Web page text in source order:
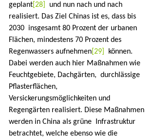
geplant [28]
  und nun nach und nach
realisiert. Das Ziel Chinas ist es, dass bis
2030  insgesamt 80 Prozent der urbanen
Flächen, mindestens 70 Prozent des
Regenwassers aufnehmen [29]
  können.
Dabei werden auch hier Maßnahmen wie
Feuchtgebiete, Dachgärten,  durchlässige
Pflasterflächen,
Versickerungsmöglichkeiten und
Regengärten realisiert. Diese Maßnahmen
werden in China als grüne  Infrastruktur
betrachtet, welche ebenso wie die